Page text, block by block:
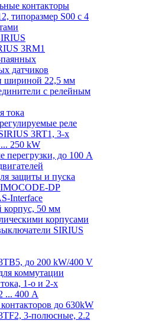
контакторы
типоразмер S00 с 4
3RM1
датчиков
шириной 22,5 мм
с релейным
тока
реле
3RT1, 3-х
250 kW
перегрузки, до 100 A
защиты и пуска
DP
Interface
корпус, 50 мм
корпусами
SIRIUS
до 200 kW/400 V
коммутации
1-о и 2-х
... 400 A
до 630kW
3-полюсные, 2.2